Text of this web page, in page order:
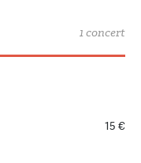
1 concert
15 €